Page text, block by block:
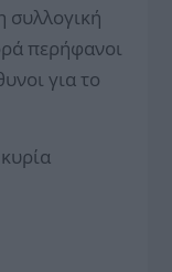
συλλογική
περήφανοι
για το